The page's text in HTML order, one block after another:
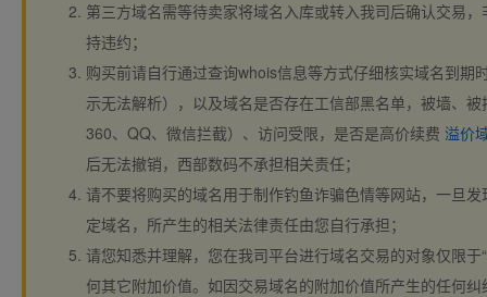
第三方域名需等待卖家将域名入库或转入我司后确认交易
持违约；
购买前请自行通过查询whois信息等方式仔细核实域名到期
示无法解析），以及域名是否存在工信部黑名单，被墙、
360、QQ、微信拦截）、访问受限，是否是高价续费 溢价
后无法撤销，西部数码不承担相关责任；
请不要将购买的域名用于制作钓鱼诈骗色情等网站，一旦
定域名，所产生的相关法律责任由您自行承担；
请您知悉并理解，您在我司平台进行域名交易的对象仅限于
何其它附加价值。如因交易域名的附加价值所产生的任何